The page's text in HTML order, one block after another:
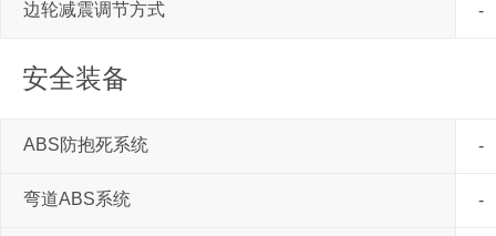
边轮减震调节方式 -
安全装备
ABS防抱死系统 -
弯道ABS系统 -